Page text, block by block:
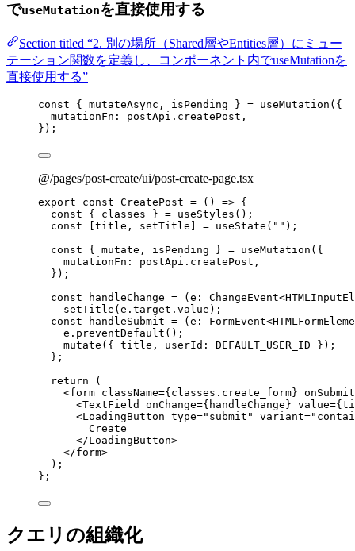
でuseMutationを直接使用する
Section titled “2. 別の場所（Shared層やEntities層）にミュー
テーション関数を定義し、コンポーネント内でuseMutationを
直接使用する”
const { mutateAsync , isPending } = useMutation ( {
mutationFn: postApi . createPost ,
} );
@/pages/post-create/ui/post-create-page.tsx
export const CreatePost = ()
=> {
const { classes } = useStyles () ;
const [ title , setTitle ] = useState ( "" ) ;
const { mutate , isPending } = useMutation ( {
mutationFn: postApi . createPost ,
} ) ;
const
handleChange = ( e : ChangeEvent<
setTitle (e . target . value ) ;
const
handleSubmit = ( e : FormEvent<
e . preventDefault () ;
mutate ( { title , userId: DEFAULT_USER_ID } ) ;
};
return
(
<form className={ classes . create_form} onSubmit
<TextField onChange={ handleChange } value={
<LoadingButton type=" submit " variant="
Create
</LoadingButton>
</form>
) ;
} ;
クエリの組織化